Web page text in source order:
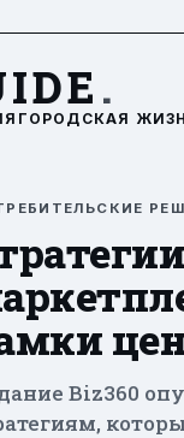
.
ГОРОДСКАЯ
Biz360